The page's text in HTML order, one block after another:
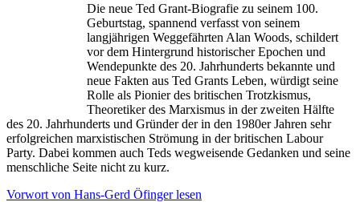
Die neue Ted Grant-Biografie zu seinem 100.
Geburtstag, spannend verfasst von seinem
langjährigen Weggefährten Alan Woods, schildert
vor dem Hintergrund historischer Epochen und
Wendepunkte des 20. Jahrhunderts bekannte und
neue Fakten aus Ted Grants Leben, würdigt seine
Rolle als Pionier des britischen Trotzkismus,
Theoretiker des Marxismus in der zweiten Hälfte
des 20. Jahrhunderts und Gründer der in den 1980er Jahren sehr
erfolgreichen marxistischen Strömung in der britischen Labour
Party. Dabei kommen auch Teds wegweisende Gedanken und seine
menschliche Seite nicht zu kurz.
Vorwort von Hans-Gerd Öfinger lesen